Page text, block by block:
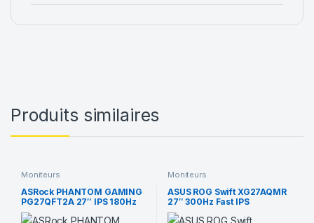
Produits similaires
Moniteurs
ASRock PHANTOM GAMING
PG27QFT2A 27″ IPS 180Hz
2K
Moniteurs
ASUS ROG Swift XG27AQMR
27″ 300Hz Fast IPS